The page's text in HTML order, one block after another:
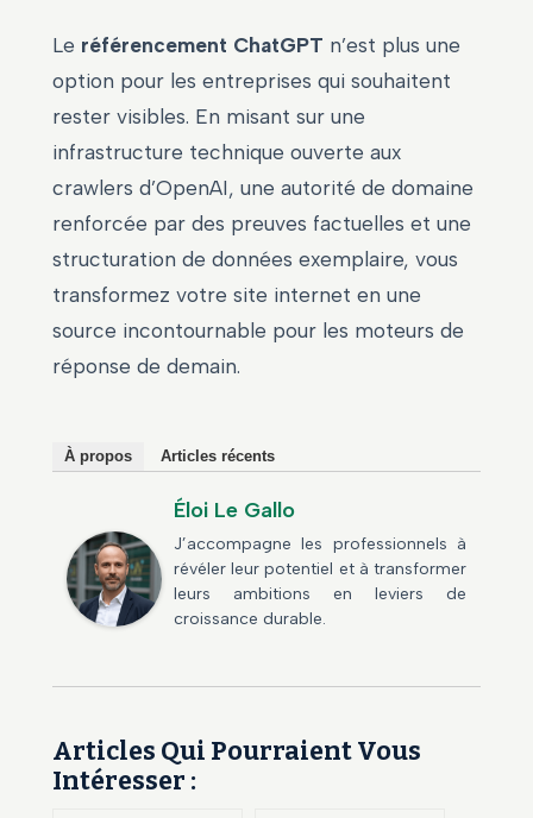
Le référencement ChatGPT n’est plus une
option pour les entreprises qui souhaitent
rester visibles. En misant sur une
infrastructure technique ouverte aux
crawlers d’OpenAI, une autorité de domaine
renforcée par des preuves factuelles et une
structuration de données exemplaire, vous
transformez votre site internet en une
source incontournable pour les moteurs de
réponse de demain.
À propos Articles récents
Éloi Le Gallo
J’accompagne les professionnels à
révéler leur potentiel et à transformer
leurs ambitions en leviers de
croissance durable.
Articles Qui Pourraient Vous
Intéresser :